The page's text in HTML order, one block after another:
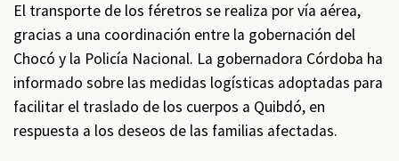
El transporte de los féretros se realiza por vía aérea,
gracias a una coordinación entre la gobernación del
Chocó y la Policía Nacional. La gobernadora Córdoba ha
informado sobre las medidas logísticas adoptadas para
facilitar el traslado de los cuerpos a Quibdó, en
respuesta a los deseos de las familias afectadas.